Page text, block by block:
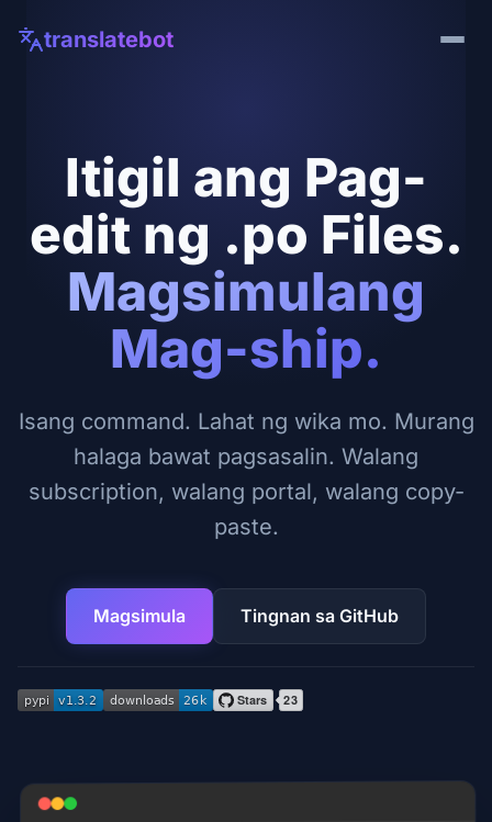
translatebot
Itigil ang Pag-
edit ng .po Files.
Magsimulang
Mag-ship.
Isang command. Lahat ng wika mo. Murang
halaga bawat pagsasalin. Walang
subscription, walang portal, walang copy-
paste.
Magsimula Tingnan sa GitHub